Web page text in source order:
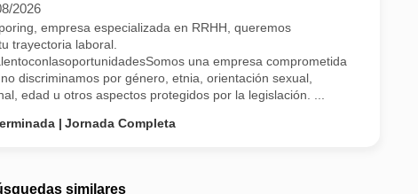
2026
empresa especializada en RRHH, queremos
trayectoria laboral.
una empresa comprometida
discriminamos por género, etnia, orientación sexual,
edad u otros aspectos protegidos por la legislación. ...
Jornada Completa
similares